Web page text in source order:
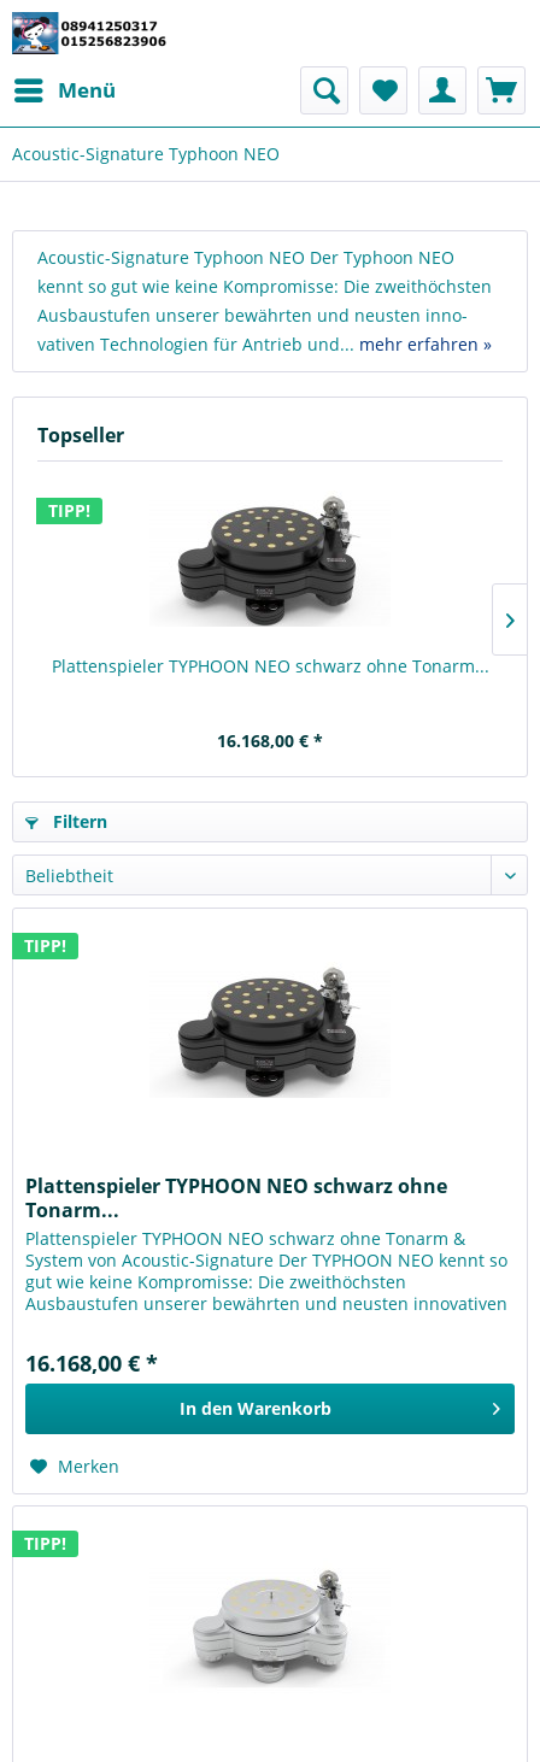
Menü
Acoustic-Signature Typhoon NEO
Acoustic-Signature Typhoon NEO Der Typhoon NEO
kennt so gut wie keine Kompro­misse: Die zweit­höchs­ten
Aus­bau­stufen unserer bewähr­ten und neus­ten inno­
vativen Techno­logien für Antrieb und... mehr erfahren »
Topseller
TIPP!
Plattenspieler TYPHOON NEO schwarz ohne Tonarm...
16.168,00 € *
Filtern
TIPP!
Plattenspieler TYPHOON NEO schwarz ohne
Tonarm...
Plattenspieler TYPHOON NEO schwarz ohne Tonarm &
System von Acoustic-Signature Der TYPHOON NEO kennt so
gut wie keine Kompromisse: Die zweithöchsten
Ausbaustufen unserer bewährten und neusten innovativen
16.168,00 € *
In den Warenkorb
Merken
TIPP!